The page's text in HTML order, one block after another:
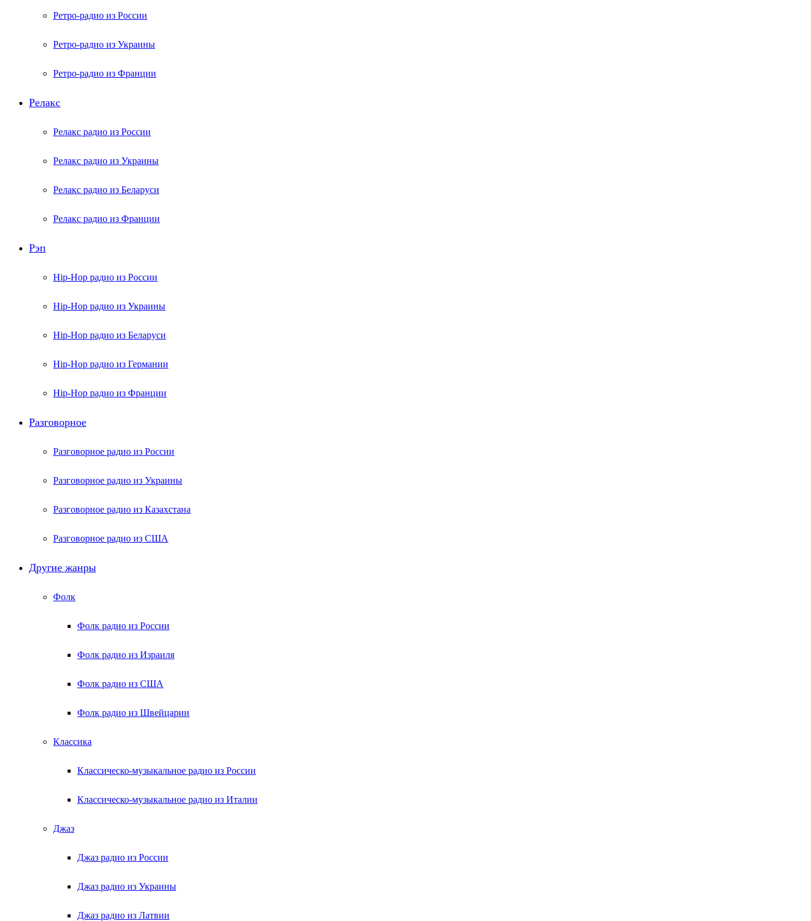
Ретро-радио из России
Ретро-радио из Украины
Ретро-радио из Франции
Релакс
Релакс радио из России
Релакс радио из Украины
Релакс радио из Беларуси
Релакс радио из Франции
Рэп
Hip-Hop радио из России
Hip-Hop радио из Украины
Hip-Hop радио из Беларуси
Hip-Hop радио из Германии
Hip-Hop радио из Франции
Разговорное
Разговорное радио из России
Разговорное радио из Украины
Разговорное радио из Казахстана
Разговорное радио из США
Другие жанры
Фолк
Фолк радио из России
Фолк радио из Израиля
Фолк радио из США
Фолк радио из Швейцарии
Классика
Классическо-музыкальное радио из России
Классическо-музыкальное радио из Италии
Джаз
Джаз радио из России
Джаз радио из Украины
Джаз радио из Латвии